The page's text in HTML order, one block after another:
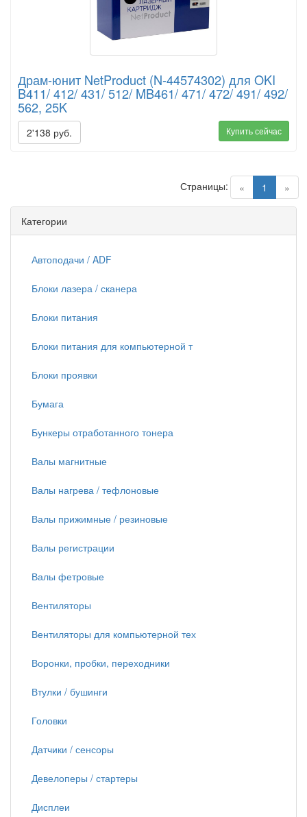
Драм-юнит NetProduct (N-44574302) для OKI
B411/ 412/ 431/ 512/ MB461/ 471/ 472/ 491/ 492/
562, 25K
2'138 руб. Купить сейчас
« 1 (current)
»
Страницы:
Категории
Автоподачи / ADF
Блоки лазера / сканера
Блоки питания
Блоки питания для компьютерной т
Блоки проявки
Бумага
Бункеры отработанного тонера
Валы магнитные
Валы нагрева / тефлоновые
Валы прижимные / резиновые
Валы регистрации
Валы фетровые
Вентиляторы
Вентиляторы для компьютерной тех
Воронки, пробки, переходники
Втулки / бушинги
Головки
Датчики / сенсоры
Девелоперы / стартеры
Дисплеи